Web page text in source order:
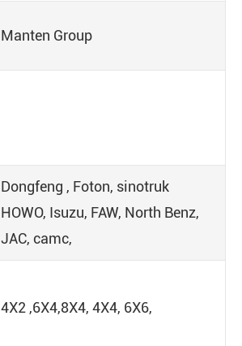
Manten Group
Dongfeng , Foton, sinotruk
HOWO, Isuzu, FAW, North Benz,
JAC, camc,
4X2 ,6X4,8X4, 4X4, 6X6,